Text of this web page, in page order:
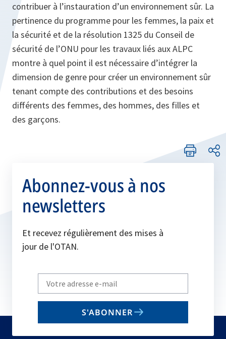
contribuer à l’instauration d’un environnement sûr. La
pertinence du programme pour les femmes, la paix et
la sécurité et de la résolution 1325 du Conseil de
sécurité de l’ONU pour les travaux liés aux ALPC
montre à quel point il est nécessaire d’intégrer la
dimension de genre pour créer un environnement sûr
tenant compte des contributions et des besoins
différents des femmes, des hommes, des filles et
des garçons.
Abonnez-vous à nos
newsletters
Et recevez régulièrement des mises à
jour de l'OTAN.
Write
your
email
S'ABONNER